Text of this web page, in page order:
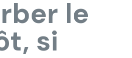
le
si